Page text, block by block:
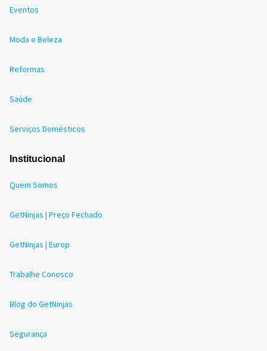
Eventos
Moda e Beleza
Reformas
Saúde
Serviços Domésticos
Institucional
Quem Somos
GetNinjas | Preço Fechado
GetNinjas | Europ
Trabalhe Conosco
Blog do GetNinjas
Segurança